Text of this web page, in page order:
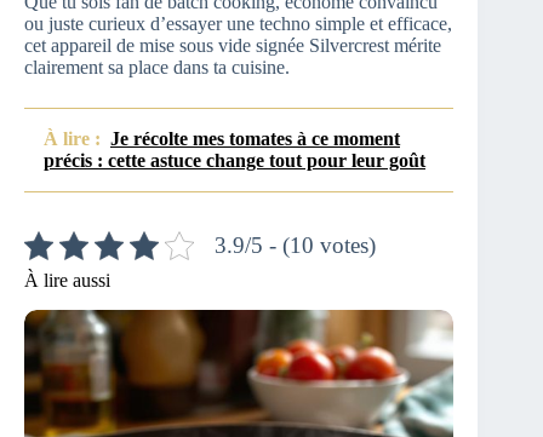
ou juste curieux d’essayer une techno simple et efficace,
cet appareil de mise sous vide signée Silvercrest mérite
clairement sa place dans ta cuisine.
À lire : Je récolte mes tomates à ce moment
précis : cette astuce change tout pour leur goût
3.9/5 - (10 votes)
À lire aussi